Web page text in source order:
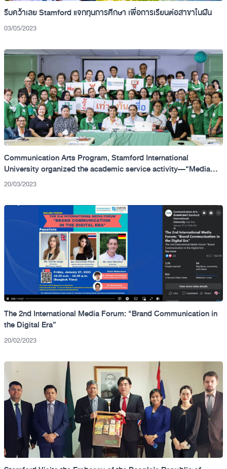
รีบคว้าเลย Stamford แจกทุนการศึกษา เพื่อการเรียนต่อสาขาในฝัน
03/05/2023
Communication Arts Program, Stamford International
University organized the academic service activity—“Media
Literacy Project”—to health volunteers at Health Center 45
20/03/2023
The 2nd International Media Forum: “Brand Communication in
the Digital Era”
20/02/2023